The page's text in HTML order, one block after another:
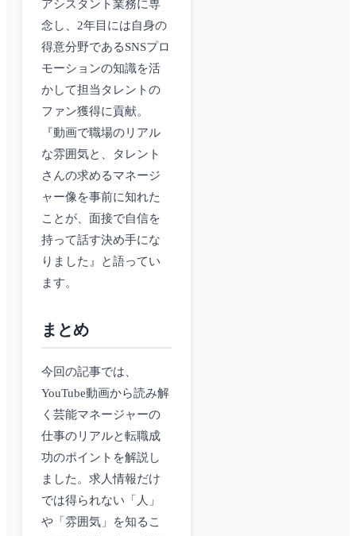
アシスタント業務に専
念し、2年目には自身の
得意分野であるSNSプロ
モーションの知識を活
かして担当タレントの
ファン獲得に貢献。
『動画で職場のリアル
な雰囲気と、タレント
さんの求めるマネージ
ャー像を事前に知れた
ことが、面接で自信を
持って話す決め手にな
りました』と語ってい
ます。
まとめ
今回の記事では、
YouTube動画から読み解
く芸能マネージャーの
仕事のリアルと転職成
功のポイントを解説し
ました。求人情報だけ
では得られない「人」
や「雰囲気」を知るこ